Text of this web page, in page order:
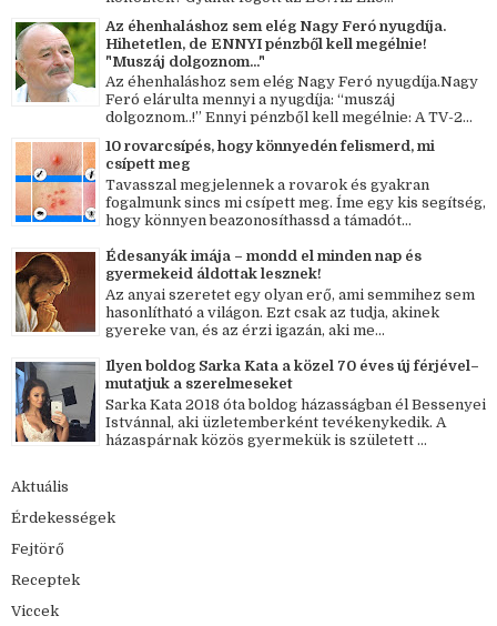
Az éhenhaláshoz sem elég Nagy Feró nyugdíja.
Hihetetlen, de ENNYI pénzből kell megélnie!
"Muszáj dolgoznom..."
Az éhenhaláshoz sem elég Nagy Feró nyugdíja.Nagy
Feró elárulta mennyi a nyugdíja: “muszáj
dolgoznom..!” Ennyi pénzből kell megélnie: A TV-2...
10 rovarcsípés, hogy könnyedén felismerd, mi
csípett meg
Tavasszal megjelennek a rovarok és gyakran
fogalmunk sincs mi csípett meg. Íme egy kis segítség,
hogy könnyen beazonosíthassd a támadót...
Édesanyák imája – mondd el minden nap és
gyermekeid áldottak lesznek!
Az anyai szeretet egy olyan erő, ami semmihez sem
hasonlítható a világon. Ezt csak az tudja, akinek
gyereke van, és az érzi igazán, aki me...
Ilyen boldog Sarka Kata a közel 70 éves új férjével–
mutatjuk a szerelmeseket
Sarka Kata 2018 óta boldog házasságban él Bessenyei
Istvánnal, aki üzletemberként tevékenykedik. A
házaspárnak közös gyermekük is született ...
Aktuális
Érdekességek
Fejtörő
Receptek
Viccek